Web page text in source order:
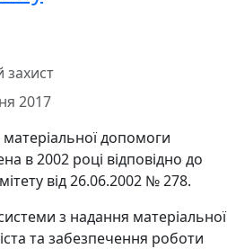
захист
2017
матеріальної допомоги
в 2002 році відповідно до
від 26.06.2002 № 278.
з надання матеріальної
та забезпечення роботи